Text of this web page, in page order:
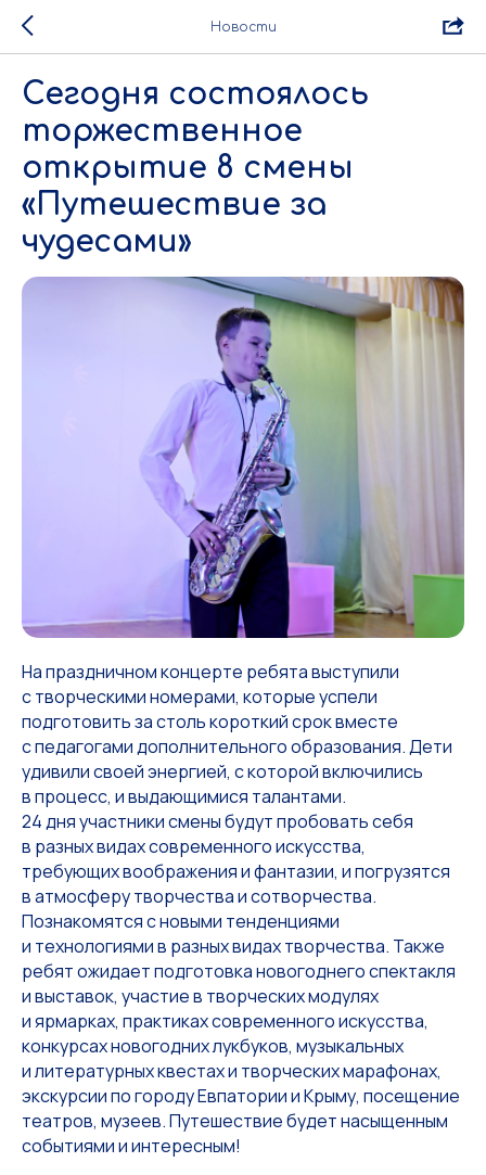
Новости
Сегодня состоялось
торжественное
открытие 8 смены
«Путешествие за
чудесами»
На праздничном концерте ребята выступили
с творческими номерами, которые успели
подготовить за столь короткий срок вместе
с педагогами дополнительного образования. Дети
удивили своей энергией, с которой включились
в процесс, и выдающимися талантами.
24 дня участники смены будут пробовать себя
в разных видах современного искусства,
требующих воображения и фантазии, и погрузятся
в атмосферу творчества и сотворчества.
Познакомятся с новыми тенденциями
и технологиями в разных видах творчества. Также
ребят ожидает подготовка новогоднего спектакля
и выставок, участие в творческих модулях
и ярмарках, практиках современного искусства,
конкурсах новогодних лукбуков, музыкальных
и литературных квестах и творческих марафонах,
экскурсии по городу Евпатории и Крыму, посещение
театров, музеев. Путешествие будет насыщенным
событиями и интересным!